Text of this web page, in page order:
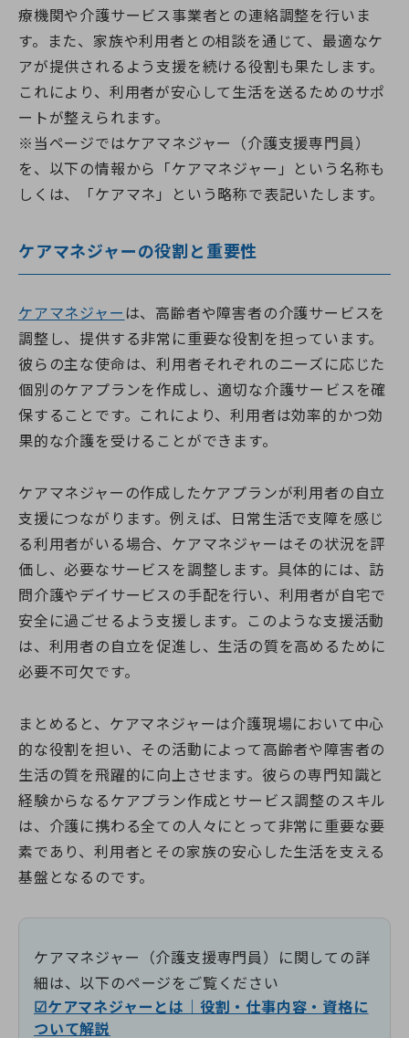
療機関や介護サービス事業者との連絡調整を行いま
す。また、家族や利用者との相談を通じて、最適なケ
アが提供されるよう支援を続ける役割も果たします。
これにより、利用者が安心して生活を送るためのサポ
ートが整えられます。
※当ページではケアマネジャー（介護支援専門員）
を、以下の情報から「ケアマネジャー」という名称も
しくは、「ケアマネ」という略称で表記いたします。
ケアマネジャーの役割と重要性
ケアマネジャー は、高齢者や障害者の介護サービスを
調整し、提供する非常に重要な役割を担っています。
彼らの主な使命は、利用者それぞれのニーズに応じた
個別のケアプランを作成し、適切な介護サービスを確
保することです。これにより、利用者は効率的かつ効
果的な介護を受けることができます。
ケアマネジャーの作成したケアプランが利用者の自立
支援につながります。例えば、日常生活で支障を感じ
る利用者がいる場合、ケアマネジャーはその状況を評
価し、必要なサービスを調整します。具体的には、訪
問介護やデイサービスの手配を行い、利用者が自宅で
安全に過ごせるよう支援します。このような支援活動
は、利用者の自立を促進し、生活の質を高めるために
必要不可欠です。
まとめると、ケアマネジャーは介護現場において中心
的な役割を担い、その活動によって高齢者や障害者の
生活の質を飛躍的に向上させます。彼らの専門知識と
経験からなるケアプラン作成とサービス調整のスキル
は、介護に携わる全ての人々にとって非常に重要な要
素であり、利用者とその家族の安心した生活を支える
基盤となるのです。
ケアマネジャー（介護支援専門員）に関しての詳
細は、以下のページをご覧ください
☑ケアマネジャーとは｜役割・仕事内容・資格に
ついて解説